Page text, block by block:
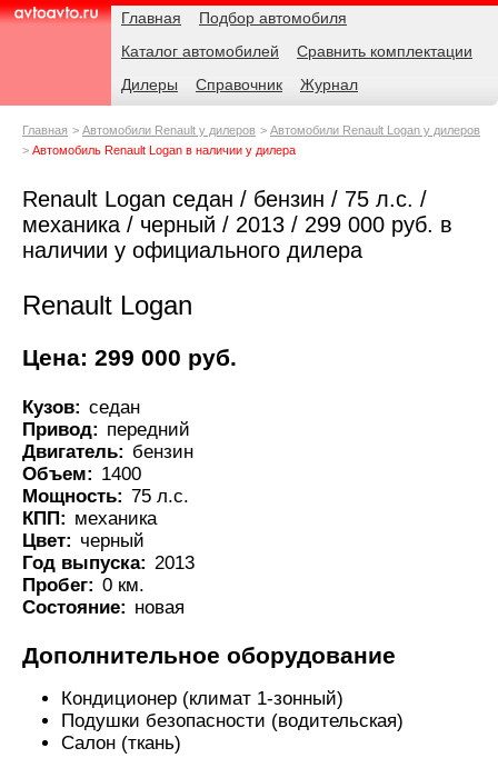
AvtoAvto.ru
Навигация Главная
Подбор автомобиля
Каталог автомобилей
Сравнить комплектации
Дилеры
Справочник Журнал
Родительские
Главная Автомобили Renault у дилеров
Автомобили Renault Logan у дилеров
Автомобиль Renault Logan в наличии у дилера
Renault Logan седан / бензин / 75 л.с. /
механика / черный / 2013 / 299 000 руб. в
наличии у официального дилера
Renault Logan
Цена: 299 000 руб.
Кузов: седан
Привод: передний
Двигатель: бензин
Объем: 1400
Мощность: 75 л.с.
КПП: механика
Цвет: черный
Год выпуска: 2013
Пробег: 0 км.
Состояние: новая
Дополнительное оборудование
Кондиционер (климат 1-зонный)
Подушки безопасности (водительская)
Салон (ткань)